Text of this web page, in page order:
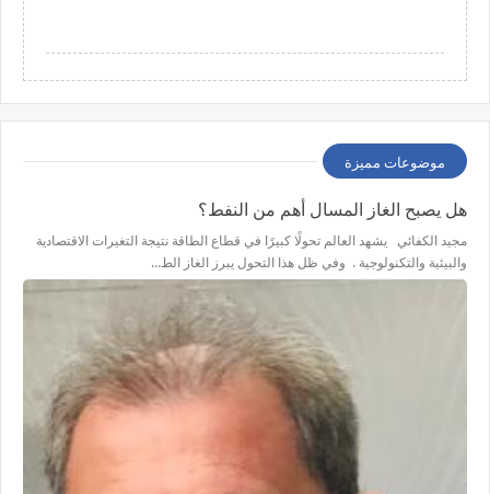
موضوعات مميزة
هل يصبح الغاز المسال أهم من النفط؟
مجيد الكفائي يشهد العالم تحولًا كبيرًا في قطاع الطاقة نتيجة التغيرات الاقتصادية
والبيئية والتكنولوجية . وفي ظل هذا التحول يبرز الغاز الط…